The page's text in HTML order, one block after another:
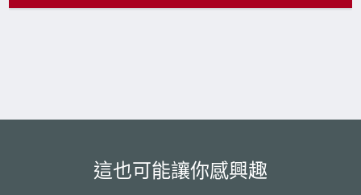
這也可能讓你感興趣